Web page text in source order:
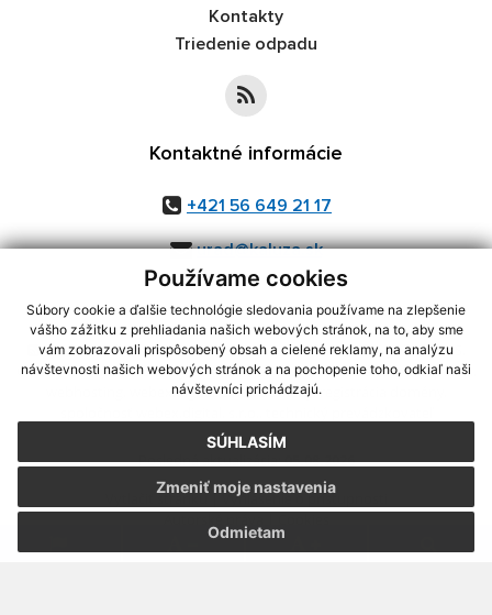
Používame cookies
Súbory cookie a ďalšie technológie sledovania používame na zlepšenie
vášho zážitku z prehliadania našich webových stránok, na to, aby sme
vám zobrazovali prispôsobený obsah a cielené reklamy, na analýzu
návštevnosti našich webových stránok a na pochopenie toho, odkiaľ naši
návštevníci prichádzajú.
SÚHLASÍM
Odmietam
Zmeniť moje nastavenia
Kontakty
Triedenie odpadu
Kontaktné informácie
+421 56 649 21 17
urad@kaluza.sk
využite možnosť získavania aktuálnych informácií s využitím RSS
CMS systém (redakčný) systém ECHELON 2,Mapa stránok,web portál
webex.digital, s.r.o.,domény,registrácia domény
Posledná aktualizácia:05.08.2026
Vytlačiť stránku|Vyhlásenie o prístupnosti